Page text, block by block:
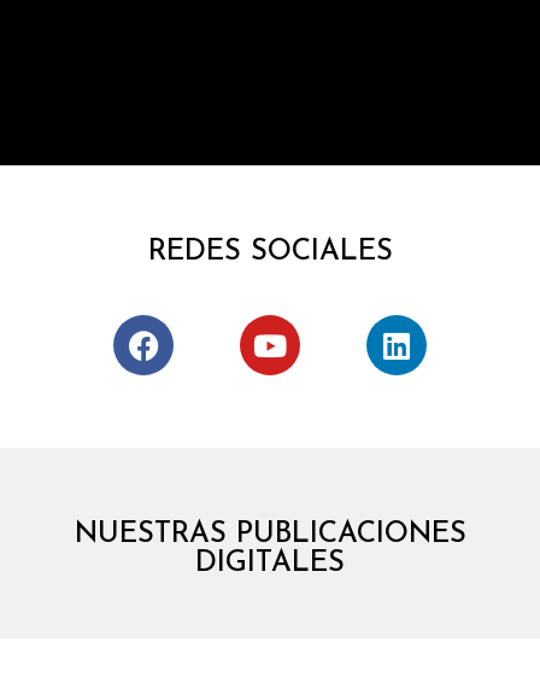
REDES SOCIALES
NUESTRAS PUBLICACIONES
DIGITALES